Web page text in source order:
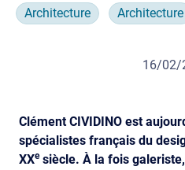
Architecture Architecture
16/02/
Clément CIVIDINO est
spécialistes français du
XXesiècle. À la fois